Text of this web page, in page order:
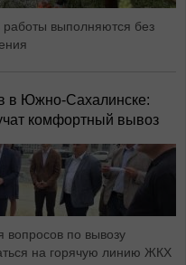
работы выполняются без
в Южно-Сахалинске:
комфортный вывоз
вопросов по вывозу
на горячую линию ЖКХ